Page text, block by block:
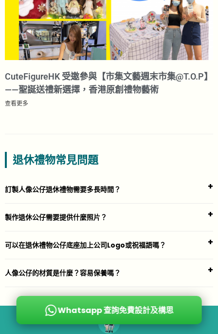
Whatsapp 查詢免費設計及構思
CuteFigureHK 受邀參與【市集文藝週末市集@T.O.P】
——聖誕送禮新選擇，香港原創禮物藝術​
查看更多
退休禮物常見問題
訂製人像公仔退休禮物需要多長時間？
製作退休公仔需要提供什麼照片？
可以在退休禮物公仔底座加上公司Logo或祝福語嗎？
人像公仔的材質是什麼？容易保養嗎？